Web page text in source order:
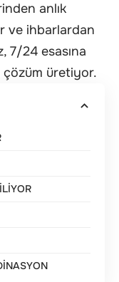
anlık
ve ihbarlardan
7/24 esasına
çözüm üretiyor.